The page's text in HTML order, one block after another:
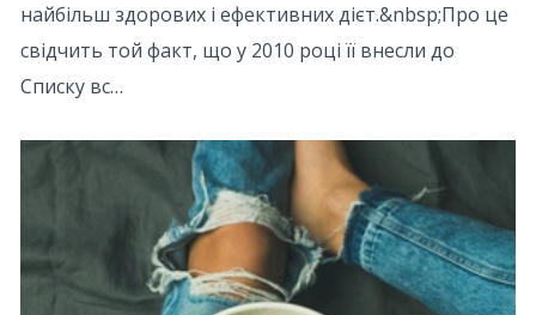
найбільш здорових і ефективних дієт.&nbsp;Про це
свідчить той факт, що у 2010 році її внесли до
Списку вс…